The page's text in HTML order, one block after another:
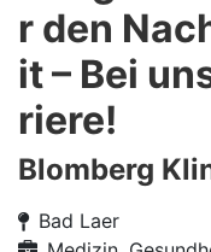
r den
it – Bei
riere!
Blomberg
Bad Laer